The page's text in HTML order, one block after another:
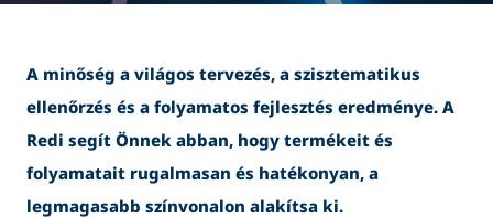
A minőség a világos tervezés, a szisztematikus
ellenőrzés és a folyamatos fejlesztés eredménye. A
Redi segít Önnek abban, hogy termékeit és
folyamatait rugalmasan és hatékonyan, a
legmagasabb színvonalon alakítsa ki.